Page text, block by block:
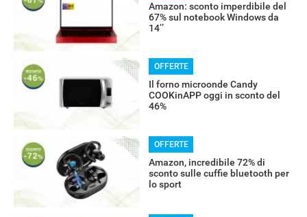
Amazon: sconto imperdibile del
67% sul notebook Windows da
14’’
OFFERTE
Il forno microonde Candy
COOKinAPP oggi in sconto del
46%
OFFERTE
Amazon, incredibile 72% di
sconto sulle cuffie bluetooth per
lo sport